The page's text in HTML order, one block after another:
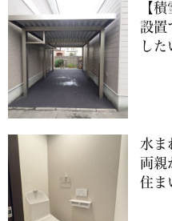
【
設置
した
水ま
両親
住ま